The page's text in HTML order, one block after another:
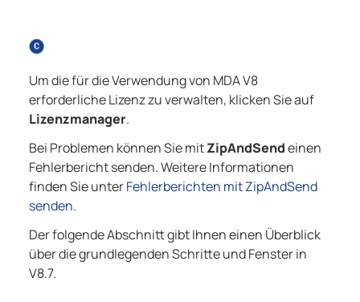
Um die für die Verwendung von MDA V8
erforderliche Lizenz zu verwalten, klicken Sie auf
Lizenzmanager.
Bei Problemen können Sie mitZipAndSendeinen
Fehlerbericht senden. Weitere Informationen
finden Sie unterFehlerberichten mit ZipAndSend
senden.
Der folgende Abschnitt gibt Ihnen einen Überblick
über die grundlegenden Schritte und Fenster in
V8.7.